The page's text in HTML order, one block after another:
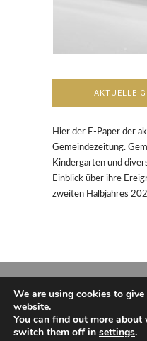
AKTUELLE
Hier der E-Paper der
Gemeindezeitung.
Kindergarten und
Einblick über ihre
zweiten Halbjahres
We are using cookies to
website.
You can find out more
switch them off in settings.